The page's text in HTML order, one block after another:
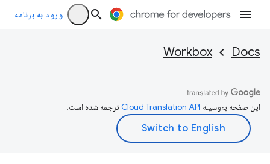
ورود به برنامه
Docs
Workbox
این صفحه به‌وسیله ترجمه شده است.